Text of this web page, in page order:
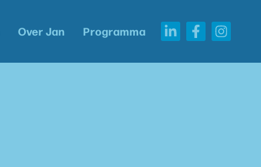
Over Jan Programma